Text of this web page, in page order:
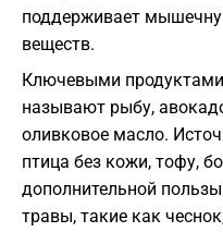
поддерживает
веществ.
Ключевыми
называют рыбу,
оливковое масло.
птица без кожи, тофу,
дополнительной
травы, такие как